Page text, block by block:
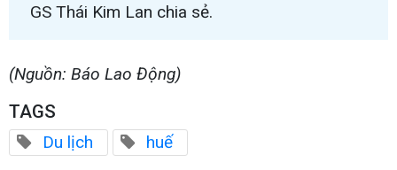
GS Thái Kim Lan chia sẻ.
(Nguồn: Báo Lao Động)
TAGS
Du lịch huế